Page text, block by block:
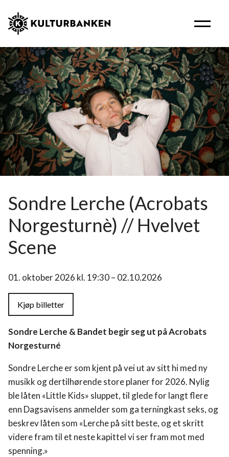
Sondre Lerche (Acrobats
Norgesturnè) // Hvelvet
Scene
01. oktober 2026 kl. 19:30 – 02.10.2026
Kjøp billetter
Sondre Lerche & Bandet begir seg ut på Acrobats
Norgesturné
Sondre Lerche er som kjent på vei ut av sitt hi med ny
musikk og dertilhørende store planer for 2026. Nylig
ble låten «Little Kids» sluppet, til glede for langt flere
enn Dagsavisens anmelder som ga terningkast seks, og
beskrev låten som «Lerche på sitt beste, og et skritt
videre fram til et neste kapittel vi ser fram mot med
spenning.»